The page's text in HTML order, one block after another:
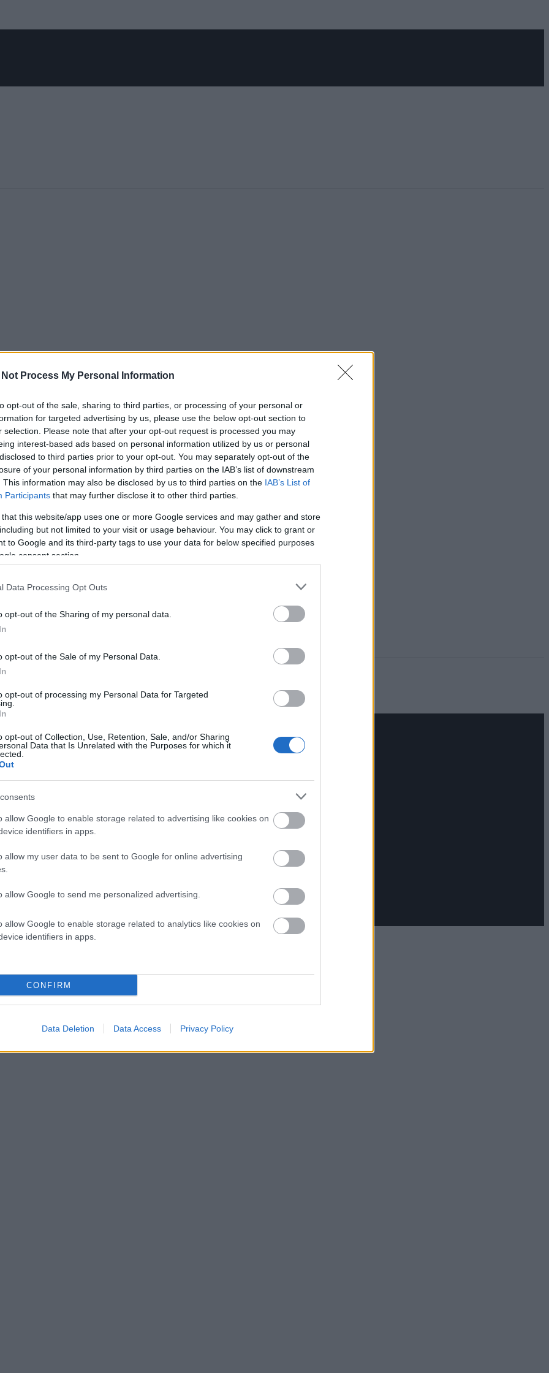
Not Process My Personal Information
opt-out of the sale, sharing to third parties, or processing of your personal or
for targeted advertising by us, please use the below opt-out section to
selection. Please note that after your opt-out request is processed you may
interest-based ads based on personal information utilized by us or personal
to third parties prior to your opt-out. You may separately opt-out of the
of your personal information by third parties on the IAB’s list of downstream
This information may also be disclosed by us to third parties on the IAB’s List of
Participants that may further disclose it to other third parties.
that this website/app uses one or more Google services and may gather and store
but not limited to your visit or usage behaviour. You may click to grant or
to Google and its third-party tags to use your data for below specified purposes
consent section.
Data Processing Opt Outs
opt-out of the Sharing of my personal data.
opt-out of the Sale of my Personal Data.
opt-out of processing my Personal Data for Targeted
opt-out of Collection, Use, Retention, Sale, and/or Sharing
Data that Is Unrelated with the Purposes for which it
allow Google to enable storage related to advertising like cookies on
identifiers in apps.
allow my user data to be sent to Google for online advertising
allow Google to send me personalized advertising.
allow Google to enable storage related to analytics like cookies on
identifiers in apps.
CONFIRM
Data Deletion Data Access Privacy Policy
Dye Wrap Απαλό Ροζ”